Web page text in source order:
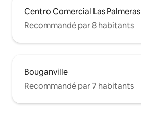
Centro Comercial Las Palmeras
Recommandé par 8 habitants
Bouganville
Recommandé par 7 habitants